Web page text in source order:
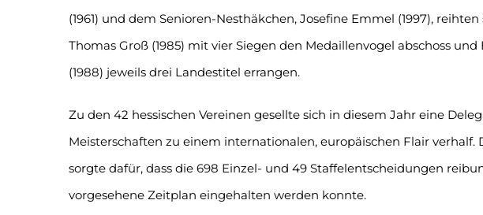
(1961) und dem Senioren-Nesthäkchen, Josefine Emmel (1997),
Thomas Groß (1985) mit vier Siegen den Medaillenvogel abschoss und
(1988) jeweils drei Landestitel errangen.
Zu den 42 hessischen Vereinen gesellte sich in diesem Jahr eine
Meisterschaften zu einem internationalen, europäischen Flair verhalf.
sorgte dafür, dass die 698 Einzel- und 49 Staffelentscheidungen
vorgesehene Zeitplan eingehalten werden konnte.